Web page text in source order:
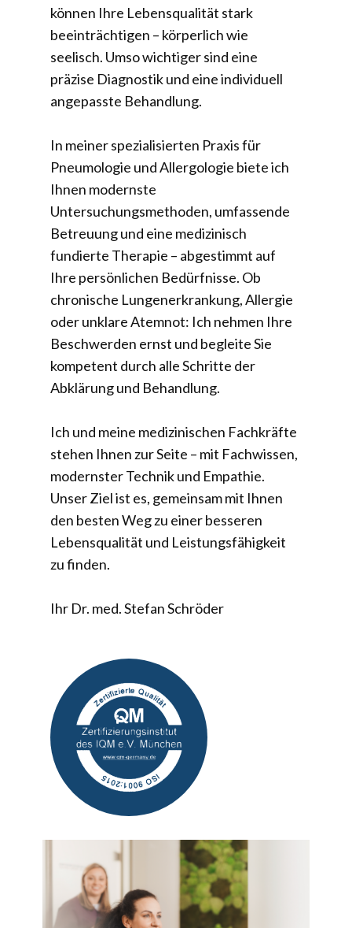
können Ihre Lebensqualität stark
beeinträchtigen – körperlich wie
seelisch. Umso wichtiger sind eine
präzise Diagnostik und eine individuell
angepasste Behandlung.
In meiner spezialisierten Praxis für
Pneumologie und Allergologie biete ich
Ihnen modernste
Untersuchungsmethoden, umfassende
Betreuung und eine medizinisch
fundierte Therapie – abgestimmt auf
Ihre persönlichen Bedürfnisse. Ob
chronische Lungenerkrankung, Allergie
oder unklare Atemnot: Ich nehmen Ihre
Beschwerden ernst und begleite Sie
kompetent durch alle Schritte der
Abklärung und Behandlung.
Ich und meine medizinischen Fachkräfte
stehen Ihnen zur Seite – mit Fachwissen,
modernster Technik und Empathie.
Unser Ziel ist es, gemeinsam mit Ihnen
den besten Weg zu einer besseren
Lebensqualität und Leistungsfähigkeit
zu finden.
Ihr Dr. med. Stefan Schröder